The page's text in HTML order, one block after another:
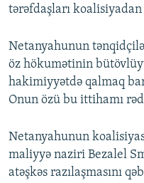
tərəfdaşları
Netanyahunun
öz hökumətinin
hakimiyyətdə qalmaq
Onun özü bu ittihamı
Netanyahunun
maliyyə naziri Bezalel
atəşkəs razılaşmasını